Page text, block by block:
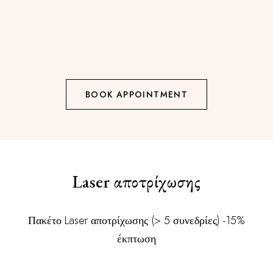
BOOK APPOINTMENT
Laser αποτρίχωσης
Πακέτο Laser αποτρίχωσης (> 5 συνεδρίες) -15%
έκπτωση